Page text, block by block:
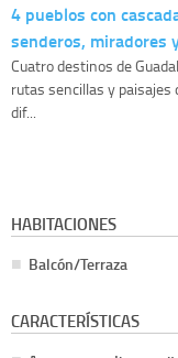
4 pueblos con
senderos, miradores
Cuatro destinos de
rutas sencillas y paisajes
dif...
HABITACIONES
Balcón/Terraza
CARACTERÍSTICAS